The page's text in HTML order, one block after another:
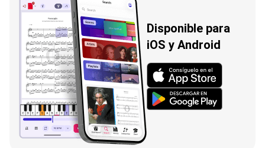
Disponible para
iOS y Android